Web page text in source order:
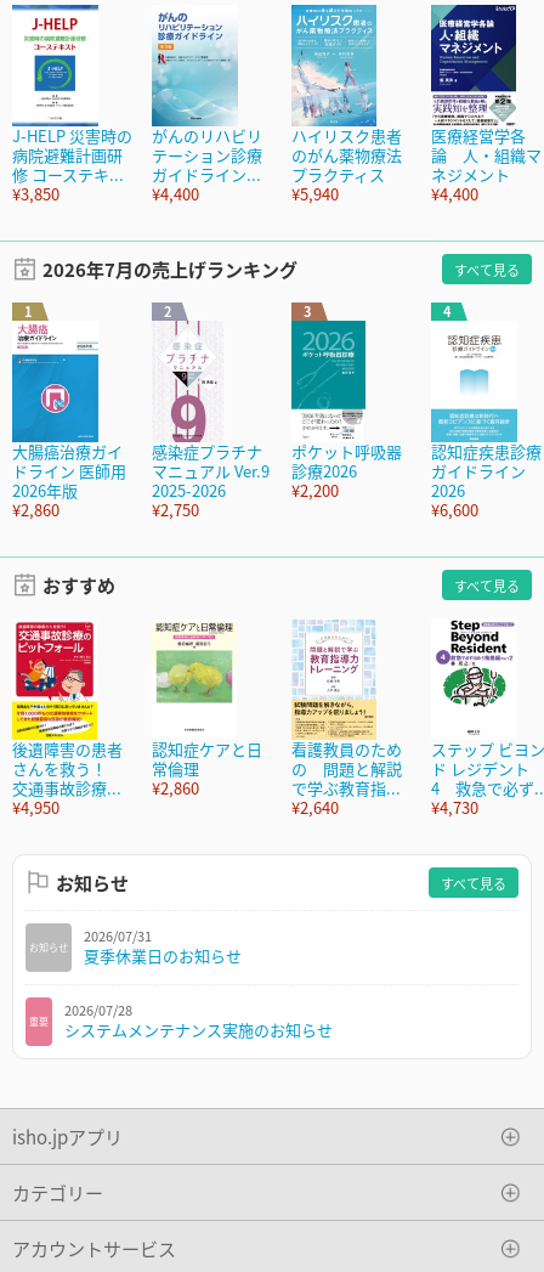
J-HELP 災害時の
病院避難計画研
修 コーステキ...
¥3,850
がんのリハビリ
テーション診療
ガイドライン...
¥4,400
ハイリスク患者
のがん薬物療法
プラクティス
¥5,940
医療経営学各
論 人・組織マ
ネジメント
¥4,400
2026年7月の売上げランキング すべて見る
1
大腸癌治療ガイ
ドライン 医師用
2026年版
¥2,860
2
感染症プラチナ
マニュアル Ver.9
2025-2026
¥2,750
3
ポケット呼吸器
診療2026
¥2,200
4
認知症疾患診療
ガイドライン
2026
¥6,600
おすすめ すべて見る
後遺障害の患者
さんを救う！
交通事故診療...
¥4,950
認知症ケアと日
常倫理
¥2,860
看護教員のため
の 問題と解説
で学ぶ教育指...
¥2,640
ステップ ビヨン
ド レジデント
4 救急で必ず
¥4,730
お知らせ すべて見る
2026/07/31
お知らせ 夏季休業日のお知らせ
2026/07/28
重要 システムメンテナンス実施のお知らせ
isho.jpアプリ
カテゴリー
アカウントサービス